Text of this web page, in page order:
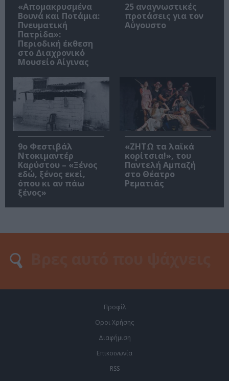
«Απομακρυσμένα
Βουνά και Ποτάμια:
Πνευματική
Πατρίδα»:
Περιοδική έκθεση
στο Διαχρονικό
Μουσείο Αίγινας
25 αναγνωστικές
προτάσεις για τον
Αύγουστο
9ο Φεστιβάλ
Ντοκιμαντέρ
Καρύστου – «Ξένος
εδώ, ξένος εκεί,
όπου κι αν πάω
ξένος»
«ΖΗΤΩ τα λαϊκά
κορίτσια!», του
Παντελή Αμπαζή
στο Θέατρο
Ρεματιάς
Προφίλ
Οροι Χρήσης
Διαφήμιση
Επικοινωνία
RSS